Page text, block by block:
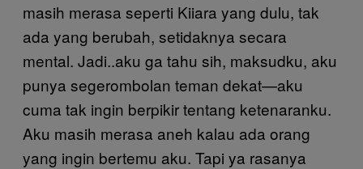
masih merasa seperti Kiiara yang dulu, tak
ada yang berubah, setidaknya secara
mental. Jadi..aku ga tahu sih, maksudku, aku
punya segerombolan teman dekat—aku
cuma tak ingin berpikir tentang ketenaranku.
Aku masih merasa aneh kalau ada orang
yang ingin bertemu aku. Tapi ya rasanya